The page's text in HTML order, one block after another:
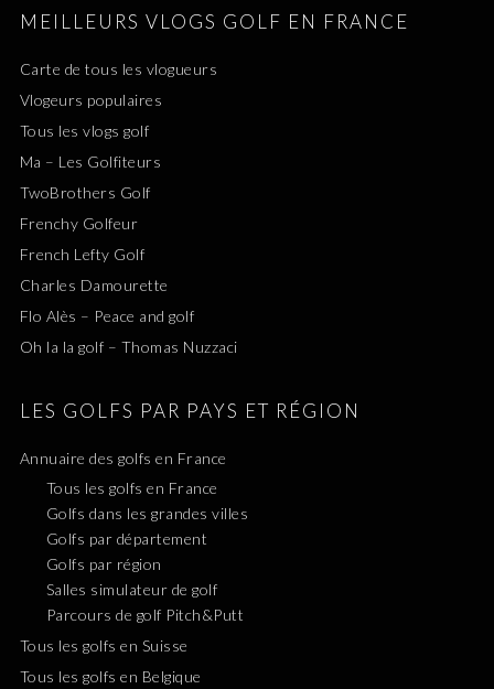
MEILLEURS VLOGS GOLF EN FRANCE
Carte de tous les vlogueurs
Vlogeurs populaires
Tous les vlogs golf
Ma – Les Golfiteurs
TwoBrothers Golf
Frenchy Golfeur
French Lefty Golf
Charles Damourette
Flo Alès – Peace and golf
Oh la la golf – Thomas Nuzzaci
LES GOLFS PAR PAYS ET RÉGION
Annuaire des golfs en France
Tous les golfs en France
Golfs dans les grandes villes
Golfs par département
Golfs par région
Salles simulateur de golf
Parcours de golf Pitch&Putt
Tous les golfs en Suisse
Tous les golfs en Belgique